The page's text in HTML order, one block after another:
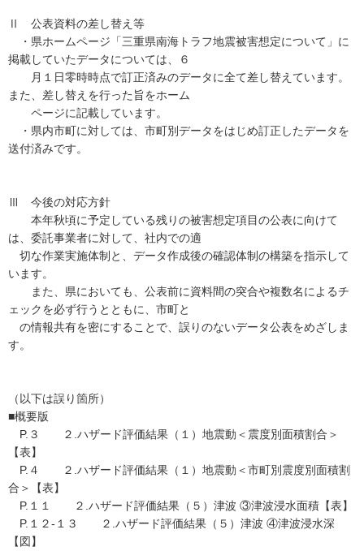
Ⅱ 公表資料の差し替え等
・県ホームページ「三重県南海トラフ地震被害想定について」に
掲載していたデータについては、６
月１日零時時点で訂正済みのデータに全て差し替えています。
また、差し替えを行った旨をホーム
ページに記載しています。
・県内市町に対しては、市町別データをはじめ訂正したデータを
送付済みです。
Ⅲ 今後の対応方針
本年秋頃に予定している残りの被害想定項目の公表に向けて
は、委託事業者に対して、社内での適
切な作業実施体制と、データ作成後の確認体制の構築を指示して
います。
また、県においても、公表前に資料間の突合や複数名によるチ
ェックを必ず行うとともに、市町と
の情報共有を密にすることで、誤りのないデータ公表をめざしま
す。
（以下は誤り箇所）
■概要版
P.３ ２.ハザード評価結果（１）地震動＜震度別面積割合＞
【表】
P.４ ２.ハザード評価結果（１）地震動＜市町別震度別面積割
合＞【表】
P.１１ ２.ハザード評価結果（５）津波 ③津波浸水面積【表】
P.１２-１３ ２.ハザード評価結果（５）津波 ④津波浸水深
【図】